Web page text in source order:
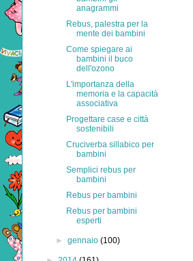
anagrammi
Rebus, palestra per la
mente dei bambini
Come spiegare ai
bambini il buco
dell'ozono
L'importanza della
memoria e la capacità
associativa
Progettare case e città
sostenibili
Cruciverba sillabico per
bambini
Semplici rebus per
bambini
Rebus per bambini
Rebus per bambini
esperti
►gennaio(100)